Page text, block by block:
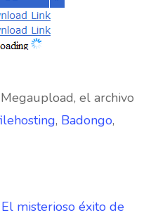
el archivo
, Badongo,
El misterioso éxito de